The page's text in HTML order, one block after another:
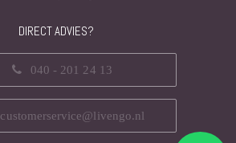
DIRECT ADVIES?
040 - 201 24 13
customerservice@livengo.nl